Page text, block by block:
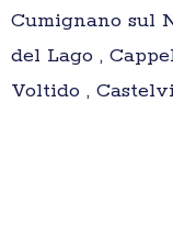
Cumignano sul
del Lago ,
Voltido ,